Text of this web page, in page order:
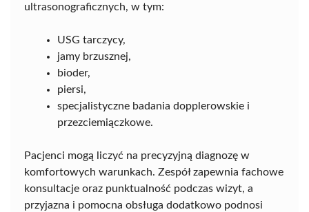
ultrasonograficznych, w tym:
USG tarczycy,
jamy brzusznej,
bioder,
piersi,
specjalistyczne badania dopplerowskie i
przezciemiączkowe.
Pacjenci mogą liczyć na precyzyjną diagnozę w
komfortowych warunkach. Zespół zapewnia fachowe
konsultacje oraz punktualność podczas wizyt, a
przyjazna i pomocna obsługa dodatkowo podnosi